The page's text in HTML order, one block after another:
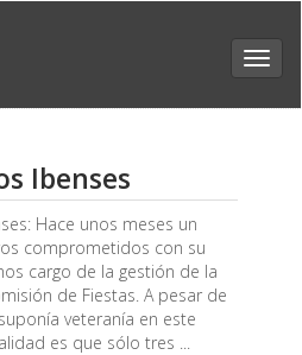
Ibenses
Hace unos meses un
comprometidos con su
cargo de la gestión de la
de Fiestas. A pesar de
veteranía en este
es que sólo tres ...